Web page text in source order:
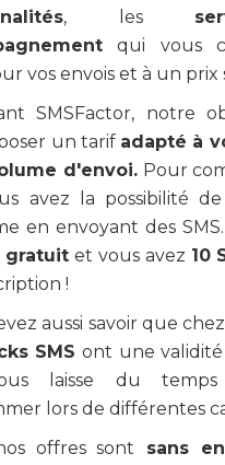
, les
qui vous
vos envois et à un prix
SMSFactor, notre
un tarif adapté à
d'envoi. Pour
avez la possibilité
en envoyant des
gratuitet vous avez 10
!
aussi savoir que
SMS ont une
laisse du
lors de différentes
offres sont sans